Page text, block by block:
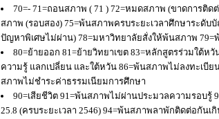
70=- 71=ถอนสภาพ ( 71 ) 72=หมดสภาพ (ขาดการติ
สภาพ (รอบสอง) 75=พ้นสภาพครบระยะเวลาศึกษาระ
ปัญหาพิเศษไม่ผ่าน) 78=มหาวิทยาลัยสั่งให้พ้นสภาพ
80=ย้ายออก 81=ย้ายวิทยาเขต 83=หลักสูตรร่วมใต้
ความรู้ แลกเปลี่ยน และใต้หวัน 86=พ้นสภาพไม่ลงทะเ
สภาพไม่ชำระค่าธรรมเนียมการศึกษา
90=เสียชีวิต 91=พ้นสภาพไม่ผ่านประมวลความรอบ
25.8 (ครบระยะเวลา 2546) 94=พ้นสภาพลาพักติดต่อกัน